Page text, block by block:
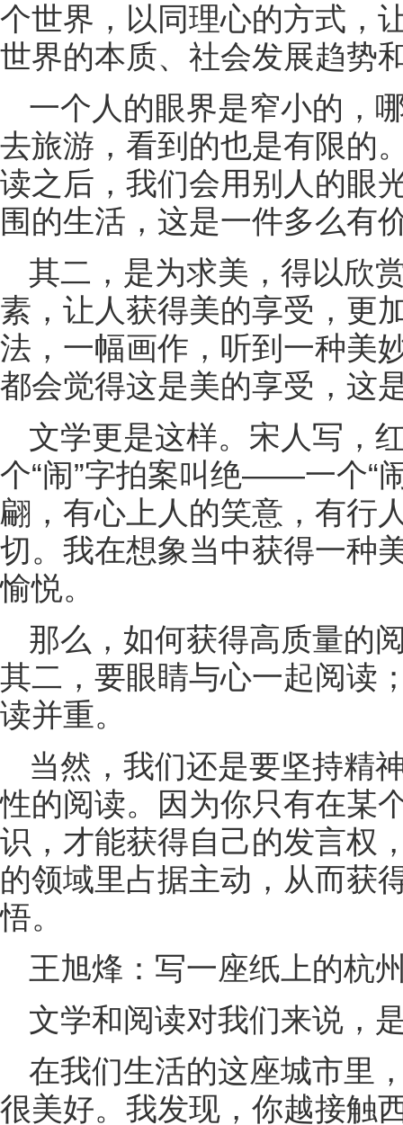
个世界，以同理心的方式，
世界的本质、社会发展趋势
一个人的眼界是窄小的，
去旅游，看到的也是有限的
读之后，我们会用别人的眼
围的生活，这是一件多么有
其二，是为求美，得以欣
素，让人获得美的享受，更
法，一幅画作，听到一种美
都会觉得这是美的享受，这
文学更是这样。宋人写，
个“闹”字拍案叫绝——一个“
翩，有心上人的笑意，有行
切。我在想象当中获得一种
愉悦。
那么，如何获得高质量的
其二，要眼睛与心一起阅读
读并重。
当然，我们还是要坚持精
性的阅读。因为你只有在某
识，才能获得自己的发言权
的领域里占据主动，从而获
悟。
王旭烽：写一座纸上的杭
文学和阅读对我们来说，
在我们生活的这座城市里
很美好。我发现，你越接触